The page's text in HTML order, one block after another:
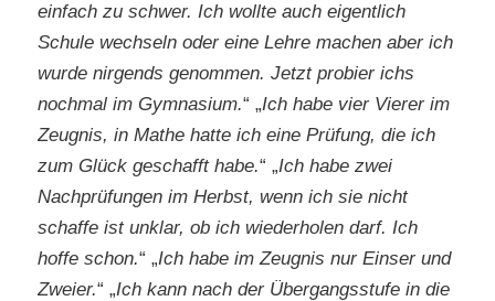
einfach zu schwer. Ich wollte auch eigentlich
Schule wechseln oder eine Lehre machen aber ich
wurde nirgends genommen. Jetzt probier ichs
nochmal im Gymnasium.“ „Ich habe vier Vierer im
Zeugnis, in Mathe hatte ich eine Prüfung, die ich
zum Glück geschafft habe.“ „Ich habe zwei
Nachprüfungen im Herbst, wenn ich sie nicht
schaffe ist unklar, ob ich wiederholen darf. Ich
hoffe schon.“ „Ich habe im Zeugnis nur Einser und
Zweier.“ „Ich kann nach der Übergangsstufe in die